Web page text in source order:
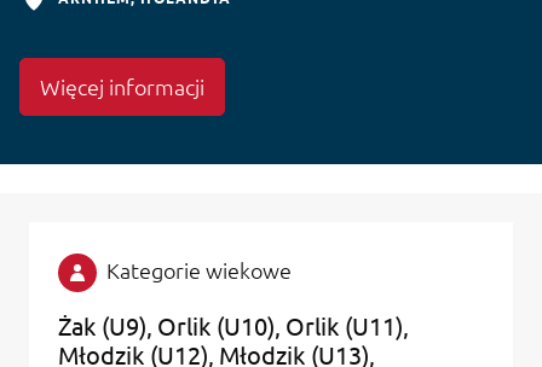
Więcej informacji
Kategorie wiekowe
Żak (U9) Orlik (U10) Orlik (U11)
Młodzik (U12) Młodzik (U13)